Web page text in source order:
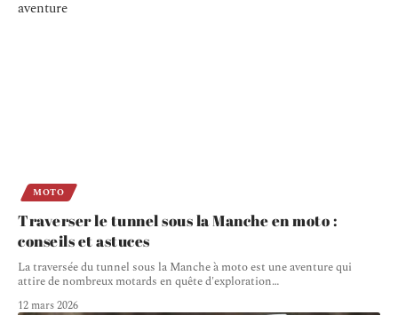
MOTO
Traverser le tunnel sous la Manche en moto :
conseils et astuces
La traversée du tunnel sous la Manche à moto est une aventure qui
attire de nombreux motards en quête d'exploration…
12 mars 2026